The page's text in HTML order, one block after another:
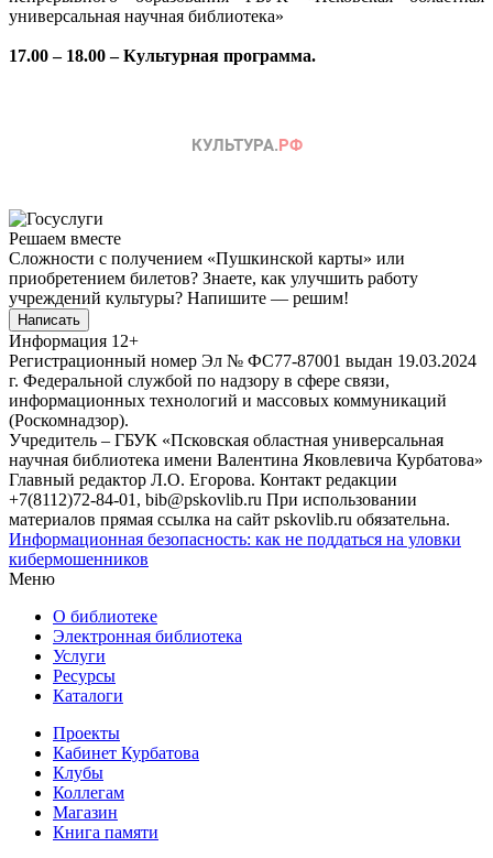
универсальная научная библиотека»
17.00 – 18.00 – Культурная программа.
Решаем вместе
Сложности с получением «Пушкинской карты» или
приобретением билетов? Знаете, как улучшить работу
учреждений культуры? Напишите — решим!
Написать
Информация 12+
Регистрационный номер Эл № ФС77-87001 выдан 19.03.2024
г. Федеральной службой по надзору в сфере связи,
информационных технологий и массовых коммуникаций
(Роскомнадзор).
Учредитель – ГБУК «Псковская областная универсальная
научная библиотека имени Валентина Яковлевича Курбатова»
Главный редактор Л.О. Егорова. Контакт редакции
+7(8112)72-84-01, bib@pskovlib.ru При использовании
материалов прямая ссылка на сайт pskovlib.ru обязательна.
Информационная безопасность: как не поддаться на уловки
кибермошенников
Меню
О библиотеке
Электронная библиотека
Услуги
Ресурсы
Каталоги
Проекты
Кабинет Курбатова
Клубы
Коллегам
Магазин
Книга памяти